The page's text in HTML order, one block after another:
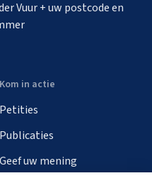
Vuur + uw postcode en
Kom in actie
Petities
Publicaties
Geef uw mening